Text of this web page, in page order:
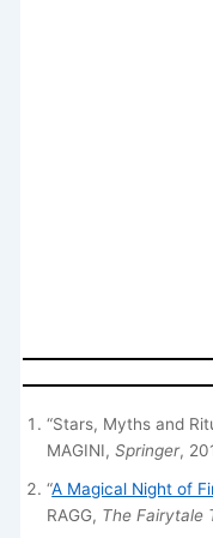
“Stars, Myths and
MAGINI,Springer,
“A Magical Night of
RAGG, The Fairytale